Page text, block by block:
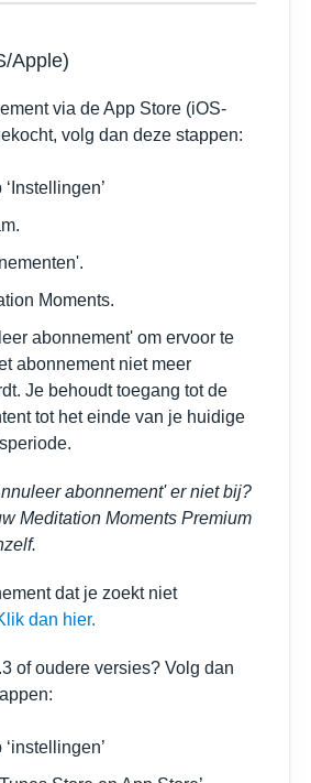
Apple)
via de App Store (iOS-
volg dan deze stappen:
Moments.
abonnement' om ervoor te
abonnement niet meer
Je behoudt toegang tot de
tot het einde van je huidige
abonnement' er niet bij?
Meditation Moments Premium
dat je zoekt niet
dan hier.
of oudere versies? Volg dan